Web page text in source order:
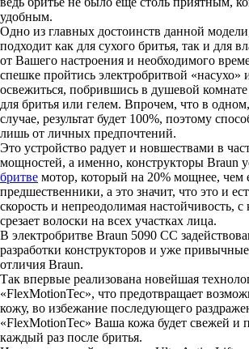
удобным.
Одно из главных достоинств данной
подходит как для сухого бритья, так и для
от Вашего настроения и необходимого
спешке пройтись электробритвой «насухо»
освежиться, побрившись в душевой
для бритья или гелем. Впрочем, что в
случае, результат будет 100%, поэтому
лишь от личных предпочтений.
Это устройство радует и новшествами в
мощностей, а именно, конструкторы Braun
бритве мотор, который на 20% мощнее, чем
предшественники, а это значит, что это и
скорость и непреодолимая настойчивость, с
срезает волоски на всех участках лица.
В электробритве Braun 5090 СС
разработки конструкторов и уже
отличия Braun.
Так впервые реализована новейшая
«FlexMotionTec», что предотвращает
кожу, во избежание последующего
«FlexMotionTec» Ваша кожа будет свежей и
каждый раз после бритья.